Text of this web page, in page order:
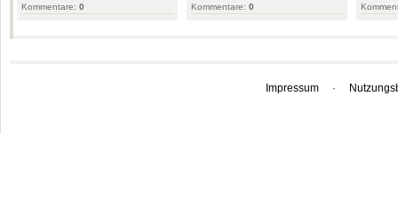
Kommentare: 0
Kommentare: 0
Impressum ·